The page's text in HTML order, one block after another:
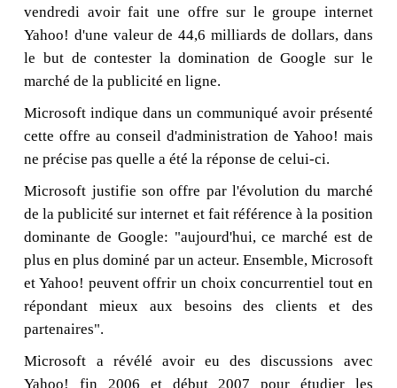
vendredi avoir fait une offre sur le groupe internet
Yahoo! d'une valeur de 44,6 milliards de dollars, dans
le but de contester la domination de Google sur le
marché de la publicité en ligne.
Microsoft indique dans un communiqué avoir présenté
cette offre au conseil d'administration de Yahoo! mais
ne précise pas quelle a été la réponse de celui-ci.
Microsoft justifie son offre par l'évolution du marché
de la publicité sur internet et fait référence à la position
dominante de Google: "aujourd'hui, ce marché est de
plus en plus dominé par un acteur. Ensemble, Microsoft
et Yahoo! peuvent offrir un choix concurrentiel tout en
répondant mieux aux besoins des clients et des
partenaires".
Microsoft a révélé avoir eu des discussions avec
Yahoo! fin 2006 et début 2007 pour étudier les